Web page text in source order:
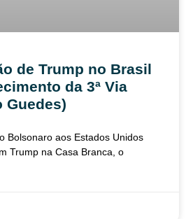
de Trump no Brasil
da 3ª Via
Guedes)
Bolsonaro aos Estados Unidos
Trump na Casa Branca, o